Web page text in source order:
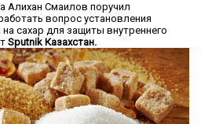
Алихан Смаилов поручил
вопрос установления
сахар для защиты внутреннего
Sputnik Казахстан.